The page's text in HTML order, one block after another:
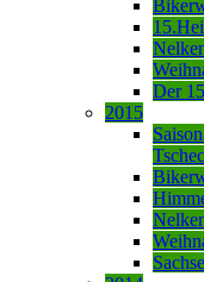
Der
2015